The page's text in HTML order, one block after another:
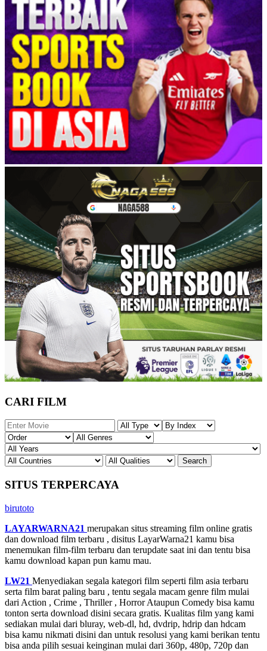
CARI FILM
SITUS TERPERCAYA
birutoto
LAYARWARNA21 merupakan situs streaming film online gratis
dan download film terbaru , disitus LayarWarna21 kamu bisa
menemukan film-film terbaru dan terupdate saat ini dan tentu bisa
kamu download kapan pun kamu mau.
LW21 Menyediakan segala kategori film seperti film asia terbaru
serta film barat paling baru , tentu segala macam genre film mulai
dari Action , Crime , Thriller , Horror Ataupun Comedy bisa kamu
tonton serta download disini secara gratis. Kualitas film yang kami
sediakan mulai dari bluray, web-dl, hd, dvdrip, hdrip dan hdcam
bisa kamu nikmati disini dan untuk resolusi yang kami berikan tentu
bisa anda pilih sesuai keinginan mulai dari 360p, 480p, 720p dan